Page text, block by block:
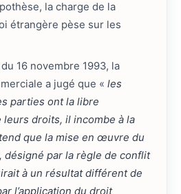
la charge de la
étrangère pèse sur les
16 novembre 1993, la
a jugé que «les
parties ont la libre
droits, il incombe à la
que la mise en œuvre du
désigné par la règle de conflit
à un résultat différent de
l’application du droit